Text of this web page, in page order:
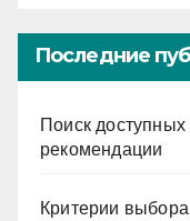
Последние
Поиск доступных
рекомендации
Критерии